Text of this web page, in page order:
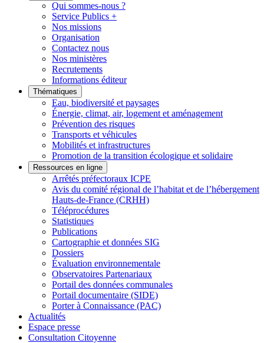
Qui sommes-nous ?
Service Publics +
Nos missions
Organisation
Contactez nous
Nos ministères
Recrutements
Informations éditeur
Thématiques
Eau, biodiversité et paysages
Énergie, climat, air, logement et aménagement
Prévention des risques
Transports et véhicules
Mobilités et infrastructures
Promotion de la transition écologique et solidaire
Ressources en ligne
Arrêtés préfectoraux ICPE
Avis du comité régional de l’habitat et de l’hébergement
Hauts-de-France (CRHH)
Téléprocédures
Statistiques
Publications
Cartographie et données SIG
Dossiers
Évaluation environnementale
Observatoires Partenariaux
Portail des données communales
Portail documentaire (SIDE)
Porter à Connaissance (PAC)
Actualités
Espace presse
Consultation Citoyenne